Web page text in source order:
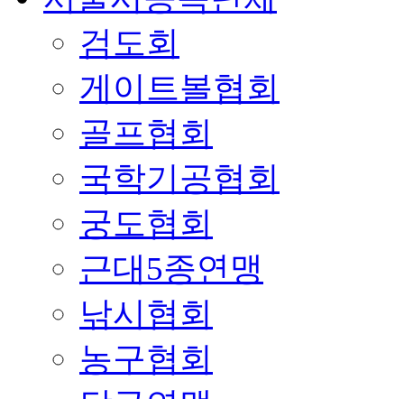
검도회
게이트볼협회
골프협회
국학기공협회
궁도협회
근대5종연맹
낚시협회
농구협회